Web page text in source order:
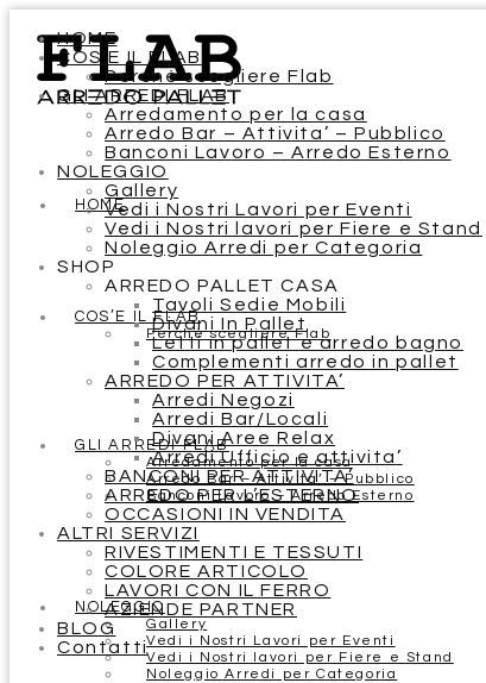
HOME
COS’E IL FLAB
Perchè scegliere Flab
GLI ARREDI FLAB
Arredamento per la casa
Arredo Bar – Attivita’ – Pubblico
Banconi Lavoro – Arredo Esterno
NOLEGGIO
Gallery
Vedi i Nostri Lavori per Eventi
Vedi i Nostri lavori per Fiere e Stand
Noleggio Arredi per Categoria
SHOP
ARREDO PALLET CASA
Tavoli Sedie Mobili
Divani In Pallet
Letti in pallet e arredo bagno
Complementi arredo in pallet
ARREDO PER ATTIVITA’
Arredi Negozi
Arredi Bar/Locali
Divani Aree Relax
Arredi Ufficio e attivita’
BANCONI PER ATTIVITA’
ARREDO PER L’ESTERNO
OCCASIONI IN VENDITA
ALTRI SERVIZI
RIVESTIMENTI E TESSUTI
COLORE ARTICOLO
LAVORI CON IL FERRO
AZIENDE PARTNER
BLOG
Contatti
HOME
COS’E IL FLAB
Perchè scegliere Flab
GLI ARREDI FLAB
Arredamento per la casa
Arredo Bar – Attivita’ – Pubblico
Banconi Lavoro – Arredo Esterno
NOLEGGIO
Gallery
Vedi i Nostri Lavori per Eventi
Vedi i Nostri lavori per Fiere e Stand
Noleggio Arredi per Categoria